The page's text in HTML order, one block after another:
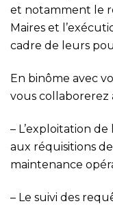
et notamment le
Maires et
cadre de leurs
En binôme avec
vous collaborerez
– L’exploitation
aux réquisitions
maintenance
– Le suivi des